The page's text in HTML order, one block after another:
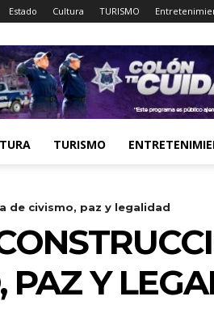
Estado Cultura TURISMO
TURISMO
de civismo, paz y legalidad
PAZ Y